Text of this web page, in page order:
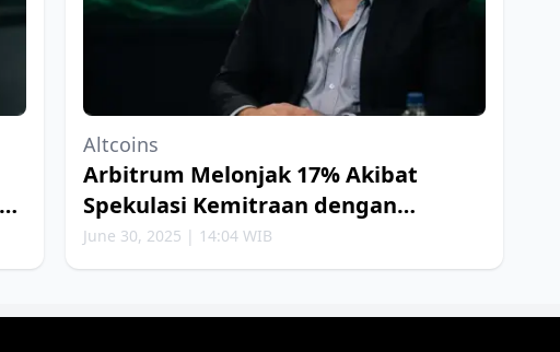
Altcoins
Arbitrum Melonjak 17% Akibat
Spekulasi Kemitraan dengan
Robinhood
June 30, 2025 | 14:04 WIB